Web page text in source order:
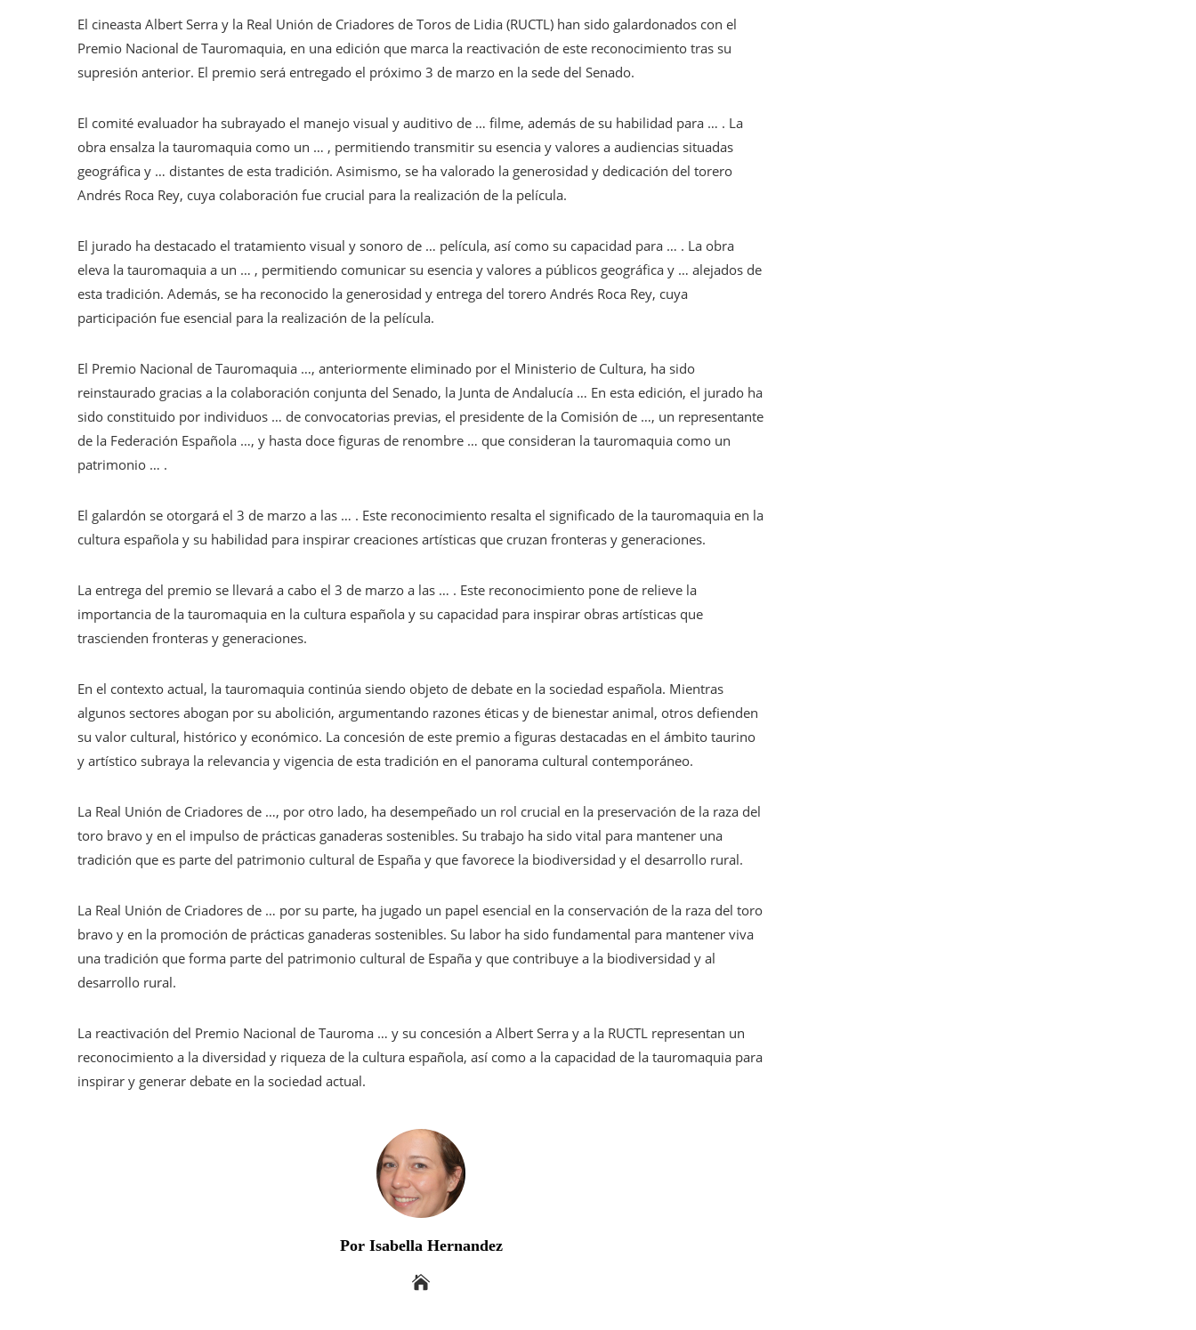
El cineasta Albert Serra y la Real Unión de Criadores de Toros de Lidia (RUCTL) han sido galardonados con el
Premio Nacional de Tauromaquia, en una edición que marca la reactivación de este reconocimiento tras su
supresión anterior. El premio será entregado el próximo 3 de marzo en la sede del Senado.
El comité evaluador ha subrayado el manejo visual y auditivo de … filme, además de su habilidad para … . La
obra ensalza la tauromaquia como un … , permitiendo transmitir su esencia y valores a audiencias situadas
geográfica y … distantes de esta tradición. Asimismo, se ha valorado la generosidad y dedicación del torero
Andrés Roca Rey, cuya colaboración fue crucial para la realización de la película.
El jurado ha destacado el tratamiento visual y sonoro de … película, así como su capacidad para … . La obra
eleva la tauromaquia a un … , permitiendo comunicar su esencia y valores a públicos geográfica y … alejados de
esta tradición. Además, se ha reconocido la generosidad y entrega del torero Andrés Roca Rey, cuya
participación fue esencial para la realización de la película.
El Premio Nacional de Tauromaquia …, anteriormente eliminado por el Ministerio de Cultura, ha sido
reinstaurado gracias a la colaboración conjunta del Senado, la Junta de Andalucía … En esta edición, el jurado ha
sido constituido por individuos … de convocatorias previas, el presidente de la Comisión de …, un representante
de la Federación Española …, y hasta doce figuras de renombre … que consideran la tauromaquia como un
patrimonio … .
El galardón se otorgará el 3 de marzo a las … . Este reconocimiento resalta el significado de la tauromaquia en la
cultura española y su habilidad para inspirar creaciones artísticas que cruzan fronteras y generaciones.
La entrega del premio se llevará a cabo el 3 de marzo a las … . Este reconocimiento pone de relieve la
importancia de la tauromaquia en la cultura española y su capacidad para inspirar obras artísticas que
trascienden fronteras y generaciones.
En el contexto actual, la tauromaquia continúa siendo objeto de debate en la sociedad española. Mientras
algunos sectores abogan por su abolición, argumentando razones éticas y de bienestar animal, otros defienden
su valor cultural, histórico y económico. La concesión de este premio a figuras destacadas en el ámbito taurino
y artístico subraya la relevancia y vigencia de esta tradición en el panorama cultural contemporáneo.
La Real Unión de Criadores de …, por otro lado, ha desempeñado un rol crucial en la preservación de la raza del
toro bravo y en el impulso de prácticas ganaderas sostenibles. Su trabajo ha sido vital para mantener una
tradición que es parte del patrimonio cultural de España y que favorece la biodiversidad y el desarrollo rural.
La Real Unión de Criadores de … por su parte, ha jugado un papel esencial en la conservación de la raza del toro
bravo y en la promoción de prácticas ganaderas sostenibles. Su labor ha sido fundamental para mantener viva
una tradición que forma parte del patrimonio cultural de España y que contribuye a la biodiversidad y al
desarrollo rural.
La reactivación del Premio Nacional de Tauroma … y su concesión a Albert Serra y a la RUCTL representan un
reconocimiento a la diversidad y riqueza de la cultura española, así como a la capacidad de la tauromaquia para
inspirar y generar debate en la sociedad actual.
Por Isabella Hernandez